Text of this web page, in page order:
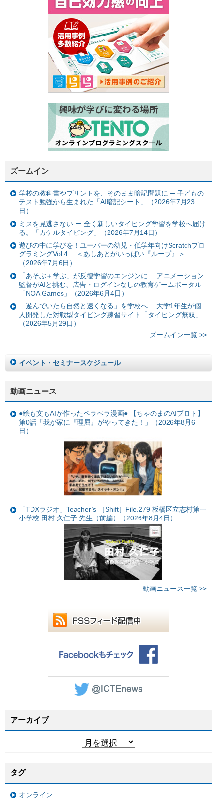
ズームイン
学校の教科書やプリントを、そのまま暗記問題に ─ 子どもの
テスト勉強から生まれた「AI暗記シート」（2026年7月23
日）
ミスを見逃さない ー 全く新しいタイピング学習を学校へ届け
る。「カケルタイピング」（2026年7月14日）
遊びの中に学びを！ユーバーの幼児・低学年向けScratchプロ
グラミングVol.4 ＜あしあとがいっぱい『ループ』＞
（2026年7月6日）
「あそぶ＋学ぶ」が反復学習のエンジンに ─ アニメーション
監督がAIと挑む、広告・ログインなしの教育ゲームポータル
「NOA Games」（2026年6月4日）
「遊んでいたら自然と速くなる」を学校へ ─ 大学1年生が個
人開発した対戦型タイピング練習サイト「タイピング無双」
（2026年5月29日）
ズームイン一覧 >>
イベント・セミナースケジュール
動画ニュース
●絵も文もAIが作ったペラペラ漫画● 【ちゃのまのAIプロト】
第0話「我が家に『理屈』がやってきた！」（2026年8月6
日）
「TDXラジオ」Teacher’s ［Shift］File.279 板橋区立志村第一
小学校 田村 久仁子 先生（前編）（2026年8月4日）
動画ニュース一覧 >>
アーカイブ
タグ
オンライン